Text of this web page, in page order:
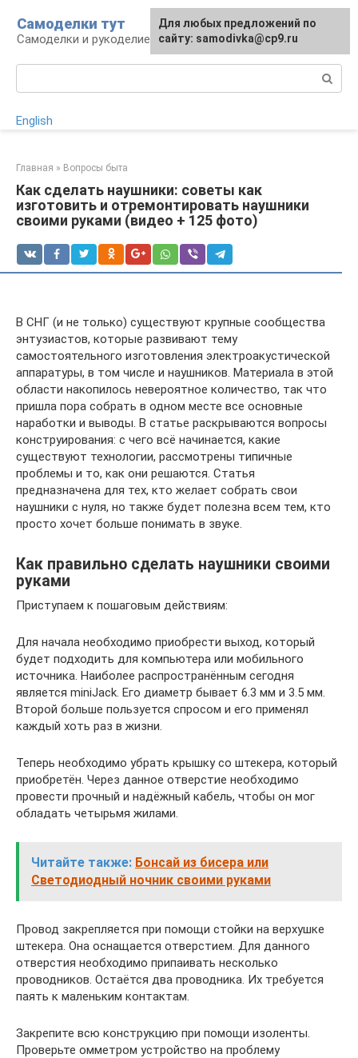
контенту
Самоделки тут
Самоделки и рукоделие для дома и участка
English
Главная » Вопросы быта
Как сделать наушники: советы как
изготовить и отремонтировать наушники
своими руками (видео + 125 фото)
В СНГ (и не только) существуют крупные сообщества
энтузиастов, которые развивают тему
самостоятельного изготовления электроакустической
аппаратуры, в том числе и наушников. Материала в этой
области накопилось невероятное количество, так что
пришла пора собрать в одном месте все основные
наработки и выводы. В статье раскрываются вопросы
конструирования: с чего всё начинается, какие
существуют технологии, рассмотрены типичные
проблемы и то, как они решаются. Статья
предназначена для тех, кто желает собрать свои
наушники с нуля, но также будет полезна всем тем, кто
просто хочет больше понимать в звуке.
Как правильно сделать наушники своими
руками
Приступаем к пошаговым действиям:
Для начала необходимо приобрести выход, который
будет подходить для компьютера или мобильного
источника. Наиболее распространённым сегодня
является miniJack. Его диаметр бывает 6.3 мм и 3.5 мм.
Второй больше пользуется спросом и его применял
каждый хоть раз в жизни.
Теперь необходимо убрать крышку со штекера, который
приобретён. Через данное отверстие необходимо
провести прочный и надёжный кабель, чтобы он мог
обладать четырьмя жилами.
Читайте также: Бонсай из бисера или
Светодиодный ночник своими руками
Провод закрепляется при помощи стойки на верхушке
штекера. Она оснащается отверстием. Для данного
отверстия необходимо припаивать несколько
проводников. Остаётся два проводника. Их требуется
паять к маленьким контактам.
Закрепите всю конструкцию при помощи изоленты.
Проверьте омметром устройство на проблему
Для любых предложений по
сайту: samodivka@cp9.ru